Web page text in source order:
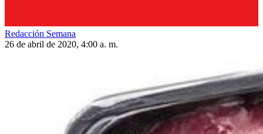
Redacción Semana
26 de abril de 2020, 4:00 a. m.